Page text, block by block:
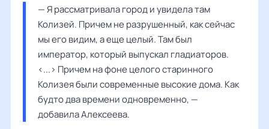
— Я рассматривала город и увидела там
Колизей. Причем не разрушенный, как сейчас
мы его видим, а еще целый. Там был
император, который выпускал гладиаторов.
<...> Причем на фоне целого старинного
Колизея были современные высокие дома. Как
будто два времени одновременно, —
добавила Алексеева.